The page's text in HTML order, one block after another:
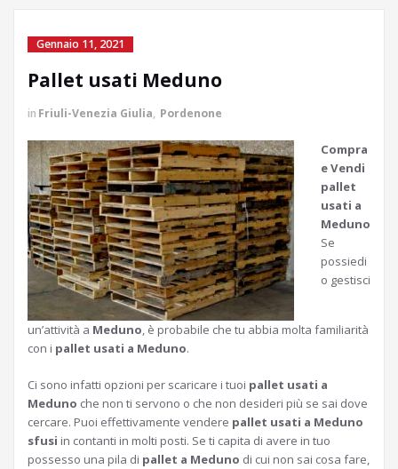
Gennaio 11, 2021
Pallet usati Meduno
in Friuli-Venezia Giulia, Pordenone
Compra
e Vendi
pallet
usati a
Meduno
Se
possiedi
o gestisci
un’attività a Meduno, è probabile che tu abbia molta familiarità
con i pallet usati a Meduno.
Ci sono infatti opzioni per scaricare i tuoi pallet usati a
Meduno che non ti servono o che non desideri più se sai dove
cercare. Puoi effettivamente vendere pallet usati a Meduno
sfusi in contanti in molti posti. Se ti capita di avere in tuo
possesso una pila di pallet a Meduno di cui non sai cosa fare,